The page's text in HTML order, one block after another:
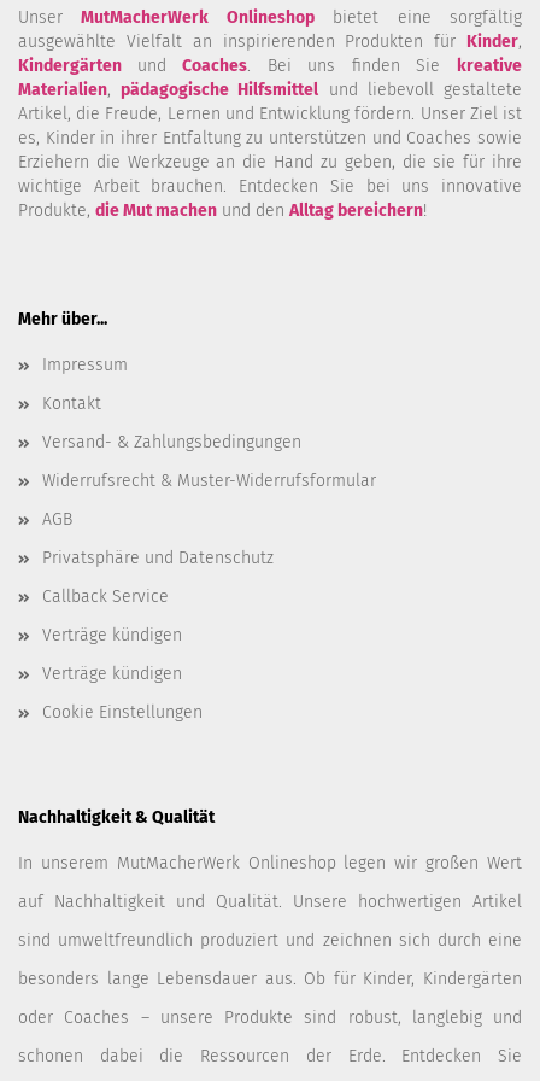
UnserMutMacherWerk Onlineshopbietet eine sorgfältig
ausgewählte Vielfalt an inspirierenden Produkten für Kinder,
Kindergärten undCoaches. Bei uns finden Sie
kreative
Materialien,pädagogische Hilfsmittel und liebevoll gestaltete
Artikel, die Freude, Lernen und Entwicklung fördern. Unser Ziel ist
es, Kinder in ihrer Entfaltung zu unterstützen und Coaches sowie
Erziehern die Werkzeuge an die Hand zu geben, die sie für ihre
wichtige Arbeit brauchen. Entdecken Sie bei uns innovative
Produkte, die Mut machen und den Alltag bereichern!
Mehr über...
Impressum
Kontakt
Versand- & Zahlungsbedingungen
Widerrufsrecht & Muster-Widerrufsformular
AGB
Privatsphäre und Datenschutz
Callback Service
Verträge kündigen
Verträge kündigen
Cookie Einstellungen
Nachhaltigkeit & Qualität
In unserem MutMacherWerk Onlineshop legen wir großen Wert
auf Nachhaltigkeit und Qualität. Unsere hochwertigen Artikel
sind umweltfreundlich produziert und zeichnen sich durch eine
besonders lange Lebensdauer aus. Ob für Kinder, Kindergärten
oder Coaches – unsere Produkte sind robust, langlebig und
schonen dabei die Ressourcen der Erde. Entdecken Sie